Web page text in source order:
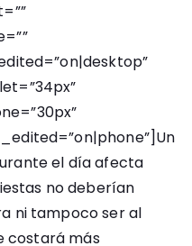
el día afecta
no deberían
ni tampoco ser al
costará más